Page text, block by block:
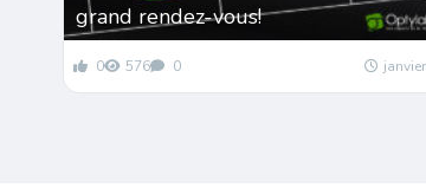
grand rendez-vous!
0 576 0